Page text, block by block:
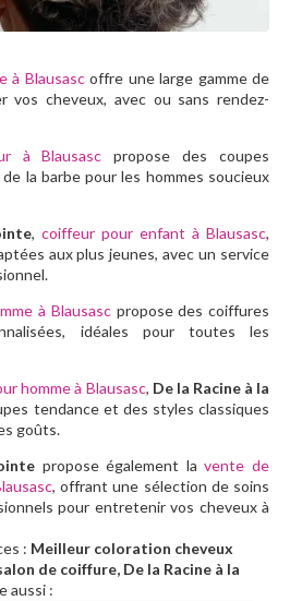
à Blausascoffre une large gamme de
vos cheveux, avec ou sans rendez-
à Blausasc propose des coupes
la barbe pour les hommes soucieux
, coiffeur pour enfant à Blausasc,
aux plus jeunes, avec un service
à Blausascpropose des coiffures
idéales pour toutes les
homme à Blausasc, De la Racine à la
tendance et des styles classiques
goûts.
propose également lavente de
, offrant une sélection de soins
pour entretenir vos cheveux à
: Meilleur coloration cheveux
de coiffure, De la Racine à la
aussi :